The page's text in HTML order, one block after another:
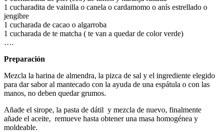
1 cucharadita de vainilla o canela o cardamomo o anís estrellado o
jengibre
1 cucharada de cacao o algarroba
1 cucharada de te matcha ( te van a quedar de color verde)
….
Preparación
Mezcla la harina de almendra, la pizca de sal y el ingrediente elegido
para dar sabor al mantecado con la ayuda de una espátula o con las
manos, no deben quedar grumos.
Añade el sirope, la pasta de dátil y mezcla de nuevo, finalmente
añade el aceite, remueve hasta obtener una masa homogénea y
moldeable.